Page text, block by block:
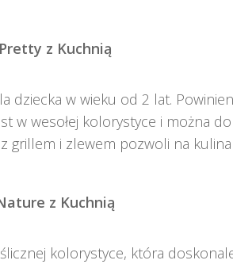
z Kuchnią
dziecka w wieku od 2 lat.
w wesołej kolorystyce i można do
grillem i zlewem pozwoli na
z Kuchnią
kolorystyce, która